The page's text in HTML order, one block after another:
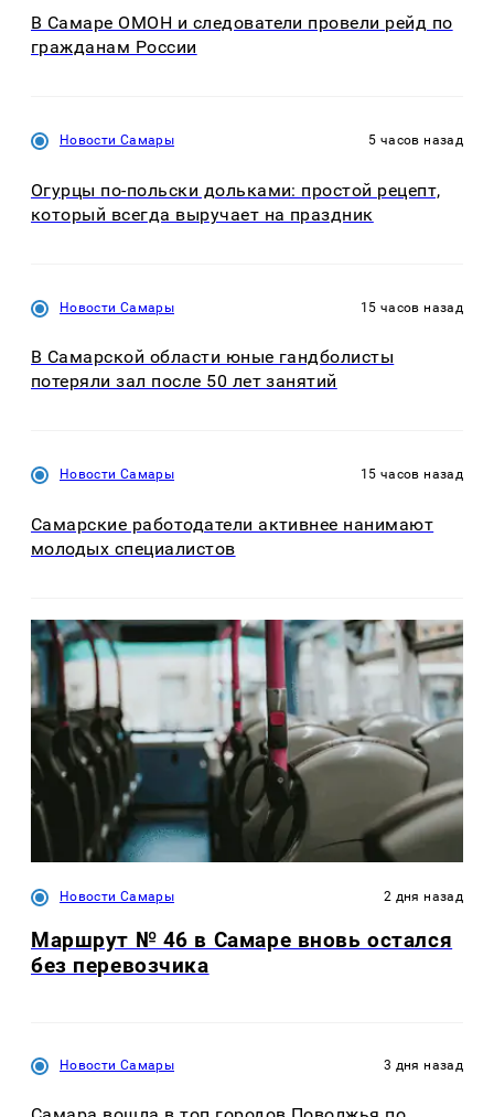
В Самаре ОМОН и следователи провели рейд по
гражданам России
Новости Самары 5 часов назад
Огурцы по‑польски дольками: простой рецепт,
который всегда выручает на праздник
Новости Самары 15 часов назад
В Самарской области юные гандболисты
потеряли зал после 50 лет занятий
Новости Самары 15 часов назад
Самарские работодатели активнее нанимают
молодых специалистов
Новости Самары 2 дня назад
Маршрут № 46 в Самаре вновь остался
без перевозчика
Новости Самары 3 дня назад